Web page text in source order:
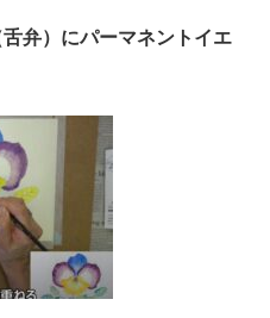
弁）にパーマネントイエ